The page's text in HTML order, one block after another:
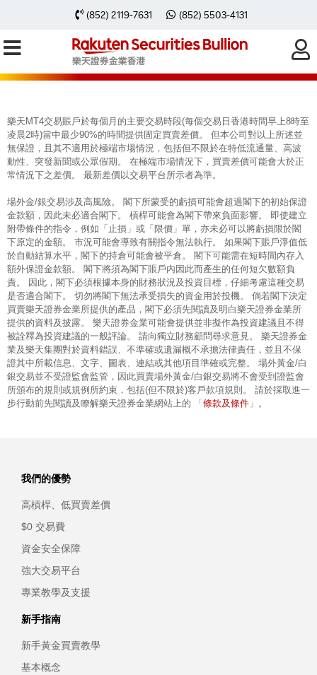
(852) 2119-7631 (852) 5503-4131
每周黃金分析 20260511
樂天MT4交易賬戶於每個月的主要交易時段(每個交易日香港時間早上8時至
凌晨2時)當中最少90%的時間提供固定買賣差價。 但本公司對以上所述並
無保證，且其不適用於極端市場情況，包括但不限於在特低流通量、高波
動性、突發新聞或公眾假期。 在極端市場情況下，買賣差價可能會大於正
常情況下之差價。 最新差價以交易平台所示者為準。
場外金/銀交易涉及高風險。 閣下所蒙受的虧損可能會超過閣下的初始保證
金款額，因此未必適合閣下。 槓桿可能會為閣下帶來負面影響。 即使建立
附帶條件的指令，例如「止損」或「限價」單，亦未必可以將虧損限於閣
下原定的金額。 市況可能會導致有關指令無法執行。 如果閣下賬戶淨值低
於自動結算水平，閣下的持倉可能會被平倉。 閣下可能需在短時間內存入
額外保證金款額。 閣下將須為閣下賬戶內因此而產生的任何短欠數額負
責。 因此，閣下必須根據本身的財務狀況及投資目標，仔細考慮這種交易
是否適合閣下。 切勿將閣下無法承受損失的資金用於投機。 倘若閣下決定
買賣樂天證券金業所提供的產品，閣下必須先閱讀及明白樂天證券金業所
提供的資料及披露。 樂天證券金業可能會提供並非擬作為投資建議且不得
被詮釋為投資建議的一般評論。 請向獨立財務顧問尋求意見。 樂天證券金
業及樂天集團對於資料錯誤、不準確或遺漏概不承擔法律責任，並且不保
證其中所載信息、文字、圖表、連結或其他項目準確或完整。 場外黃金/白
銀交易並不受證監會監管，因此買賣場外黃金/白銀交易將不會受到證監會
所頒布的規則或規例所約束，包括(但不限於)客戶款項規則。 請於採取進一
步行動前先閱讀及瞭解樂天證券金業網站上的 「 條款及條件 」。
我們的優勢
高槓桿、低買賣差價
$0 交易費
資金安全保障
強大交易平台
專業教學及支援
新手指南
新手黃金買賣教學
基本概念